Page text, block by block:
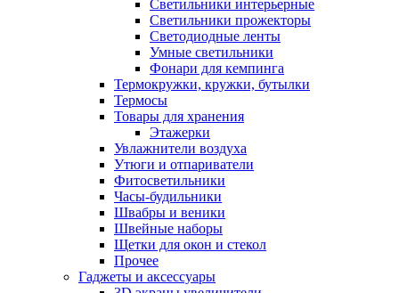
Светильники интерьерные
Светильники прожекторы
Светодиодные ленты
Умные светильники
Фонари для кемпинга
Термокружки, кружки, бутылки
Термосы
Товары для хранения
Этажерки
Увлажнители воздуха
Утюги и отпариватели
Фитосветильники
Часы-будильники
Швабры и веники
Швейные наборы
Щетки для окон и стекол
Прочее
Гаджеты и аксессуары